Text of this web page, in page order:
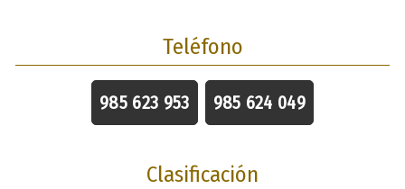
Teléfono
985 623 953 985 624 049
Clasificación